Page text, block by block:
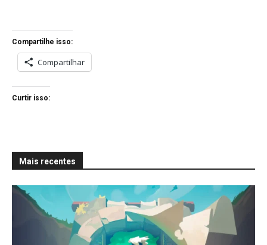
Compartilhe isso:
Compartilhar
Curtir isso:
Mais recentes